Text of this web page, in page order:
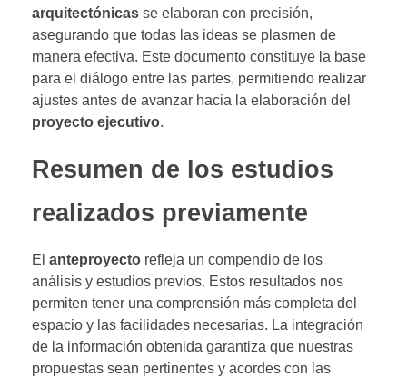
arquitectónicas se elaboran con precisión,
asegurando que todas las ideas se plasmen de
manera efectiva. Este documento constituye la base
para el diálogo entre las partes, permitiendo realizar
ajustes antes de avanzar hacia la elaboración del
proyecto ejecutivo.
Resumen de los estudios
realizados previamente
El anteproyecto refleja un compendio de los
análisis y estudios previos. Estos resultados nos
permiten tener una comprensión más completa del
espacio y las facilidades necesarias. La integración
de la información obtenida garantiza que nuestras
propuestas sean pertinentes y acordes con las